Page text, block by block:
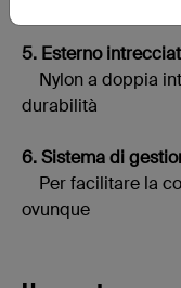
5. Esterno
Nylon a doppia
durabilità
6. Sistema di
Per facilitare la
ovunque